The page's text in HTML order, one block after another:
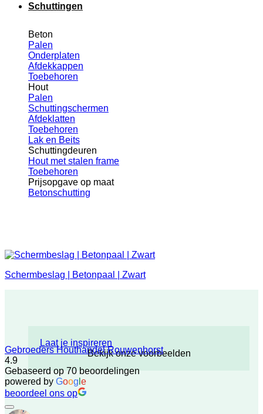
Schuttingen
Beton
Palen
Onderplaten
Afdekkappen
Toebehoren
Hout
Palen
Schuttingschermen
Afdeklatten
Toebehoren
Lak en Beits
Schuttingdeuren
Hout met stalen frame
Toebehoren
Prijsopgave op maat
Betonschutting
Laat je inspireren
Bekijk onze voorbeelden
Schermbeslag | Betonpaal | Zwart
Gebroeders Houthandel Rouwenhorst
4.9
Gebaseerd op 70 beoordelingen
powered by Goog e
beoordeel ons op